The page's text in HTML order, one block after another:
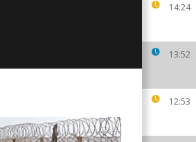
14:24
13:52
12:53